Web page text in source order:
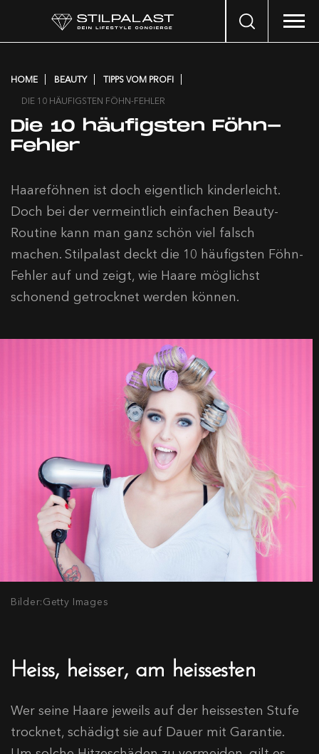
Search
HOME BEAUTY
TIPPS VOM PROFI
DIE 10 HÄUFIGSTEN FÖHN-FEHLER
Die 10 häufigsten Föhn-
Fehler
Haareföhnen ist doch eigentlich kinderleicht.
Doch bei der vermeintlich einfachen Beauty-
Routine kann man ganz schön viel falsch
machen. Stilpalast deckt die 10 häufigsten Föhn-
Fehler auf und zeigt, wie Haare möglichst
schonend getrocknet werden können.
Bilder:Getty Images
Heiss, heisser, am heissesten
Wer seine Haare jeweils auf der heissesten Stufe
trocknet, schädigt sie auf Dauer mit Garantie.